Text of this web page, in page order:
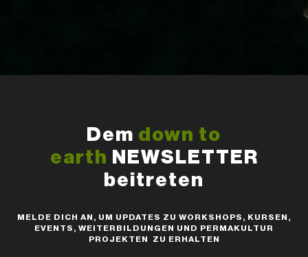
Dem down to
earth NEWSLETTER
beitreten
MELDE DICH AN, UM UPDATES ZU WORKSHOPS, KURSEN,
EVENTS, WEITERBILDUNGEN UND PERMAKULTUR
PROJEKTEN ZU ERHALTEN